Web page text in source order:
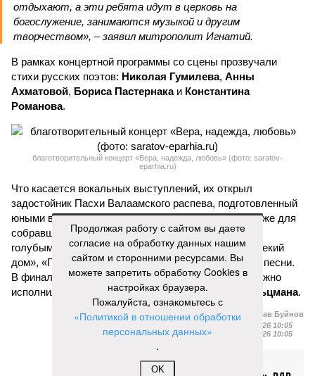
отдыхают, а эти ребята идут в церковь на
богослужение, занимаются музыкой и другим
творчеством», – заявил митрополит Игнатий.
В рамках концертной программы со сцены прозвучали
стихи русских поэтов: Николая Гумилева, Анны
Ахматовой, Бориса Пастернакаи Константина
Романова.
благотворительный концерт «Вера, надежда, любовь» (фото: saratov-
eparhia.ru)
Что касается вокальных выступлений, их открыл
задостойник Пасхи Валаамского распева, подготовленный
юными вокалистами Образовательного центра. Также для
собравшихся прозвучали композиции «Над небом
голубым», «За рекой», «Все зависит от Бога», «Далекий
дом», «Главное на свете – это наши дети» и другие песни.
В финальной части мероприятия все участники дружно
исполнили песню «Мир дому твоему»Оскара Фельцмана.
Вячеслав Буйнов
Опубликовано:
17.05.2026 10:05
Отредактировано:
17.05.2026 10:05
Продолжая работу с сайтом вы даете
согласие на обработку данных нашим
сайтом и сторонними ресурсами. Вы
можете запретить обработку Cookies в
настройках браузера.
Пожалуйста, ознакомьтесь с
«Политикой в отношении обработки
персональных данных»
.
OK